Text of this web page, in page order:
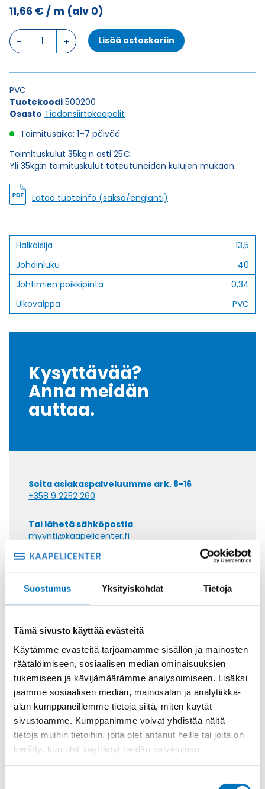
Suostumus Yksityiskohdat Tietoja
Tämä sivusto käyttää evästeitä
Käytämme evästeitä tarjoamamme sisällön ja mainosten
räätälöimiseen, sosiaalisen median ominaisuuksien
tukemiseen ja kävijämäärämme analysoimiseen. Lisäksi
jaamme sosiaalisen median, mainosalan ja analytiikka-
alan kumppaneillemme tietoja siitä, miten käytät
sivustoamme. Kumppanimme voivat yhdistää näitä
tietoja muihin tietoihin, joita olet antanut heille tai joita on
kerätty, kun olet käyttänyt heidän palvelujaan.
11,66 €/ m (alv 0)
Tiedonsiirtokaapeli
ELITRONIC
40X0,34
Lisää ostoskoriin
PVC
Tuotekoodi 500200
Osasto Tiedonsiirtokaapelit
Toimitusaika: 1–7 päivää
Toimituskulut 35kg:n asti 25€.
Yli 35kg:n toimituskulut toteutuneiden kulujen mukaan.
Lataa tuoteinfo (saksa/englanti)
Halkaisija
13,5
Johdinluku
40
Johtimien poikkipinta
0,34
Ulkovaippa
PVC
Kysyttävää?
Anna meidän
auttaa.
Soita asiakaspalveluumme ark. 8-16
+358 9 2252 260
Tai lähetä sähköpostia
myynti@kaapelicenter.fi
Saman kaapelin eri versiot
Tiedonsiirtokaapeli ELITRONIC LIYY
3X0,75
Tiedonsiirtokaapeli ELITRONIC LIYY
4X0,75